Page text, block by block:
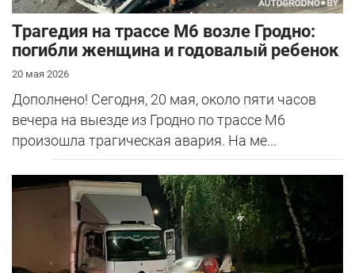
Трагедия на трассе М6 возле Гродно:
погибли женщина и годовалый ребенок
20 мая 2026
Дополнено! Сегодня, 20 мая, около пяти часов
вечера на выезде из Гродно по трассе М6
произошла трагическая авария. На ме...